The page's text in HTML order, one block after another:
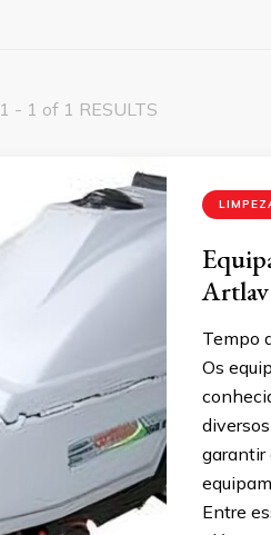
- 1 of 1 RESULTS
Tempo
Os
garantir
Entre